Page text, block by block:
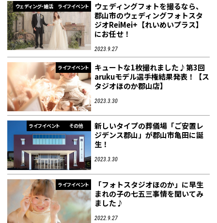
ウェディング・婚活 ライフイベント
ウェディングフォトを撮るなら、
郡山市のウェディングフォトスタ
ジオReiMei+【れいめいプラス】
にお任せ！
2023.9.27
ライフイベント
キュートな1枚撮れました♪第3回
arukuモデル選手権結果発表！【ス
タジオほのか郡山店】
2023.3.30
ライフイベント その他
新しいタイプの葬儀場「ご安置レ
ジデンス郡山」が郡山市亀田に誕
生！
2023.3.30
ライフイベント
「フォトスタジオほのか」に早生
まれの子の七五三事情を聞いてみ
ました♪
2022.9.27